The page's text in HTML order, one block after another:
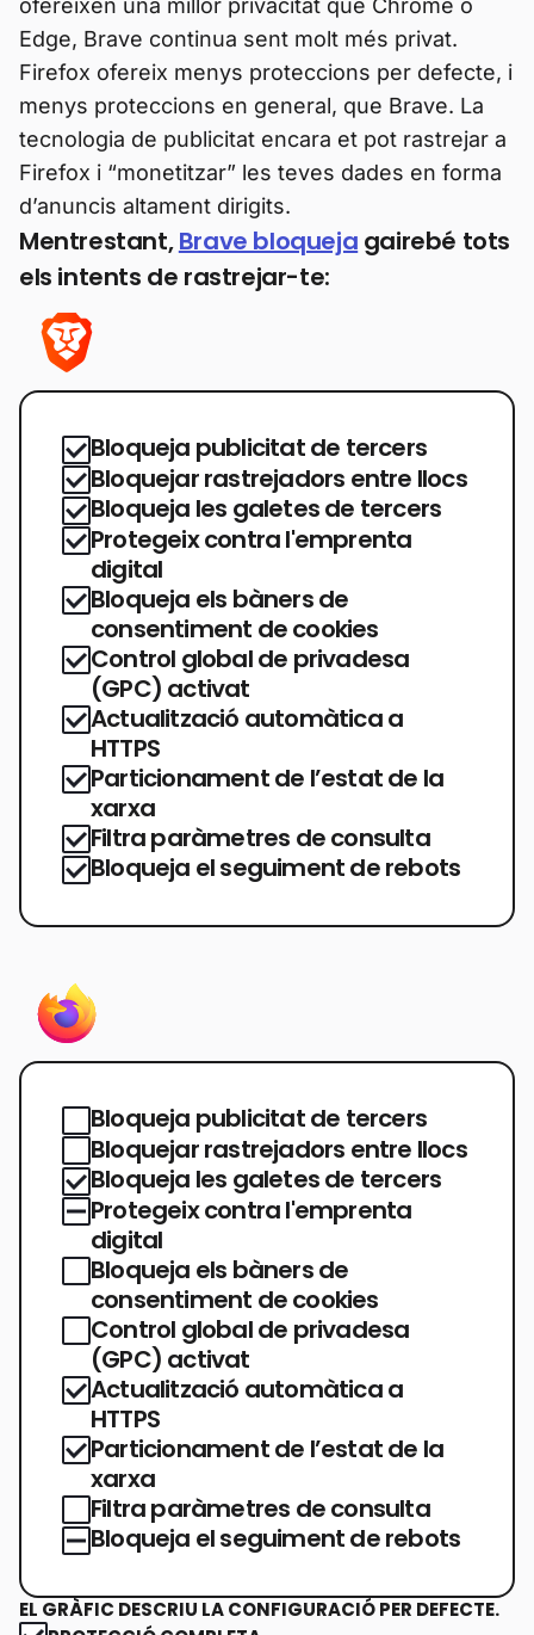
ofereixen una millor privacitat que Chrome o
Edge, Brave continua sent molt més privat.
Firefox ofereix menys proteccions per defecte, i
menys proteccions en general, que Brave. La
tecnologia de publicitat encara et pot rastrejar a
Firefox i “monetitzar” les teves dades en forma
d’anuncis altament dirigits.
Mentrestant,Brave bloqueja gairebé tots
els intents de rastrejar-te:
Bloqueja publicitat de tercers
Bloquejar rastrejadors entre llocs
Bloqueja les galetes de tercers
Protegeix contra l'emprenta
digital
Bloqueja els bàners de
consentiment de cookies
Control global de privadesa
(GPC) activat
Actualització automàtica a
HTTPS
Particionament de l’estat de la
xarxa
Filtra paràmetres de consulta
Bloqueja el seguiment de rebots
Bloqueja publicitat de tercers
Bloquejar rastrejadors entre llocs
Bloqueja les galetes de tercers
Protegeix contra l'emprenta
digital
Bloqueja els bàners de
consentiment de cookies
Control global de privadesa
(GPC) activat
Actualització automàtica a
HTTPS
Particionament de l’estat de la
xarxa
Filtra paràmetres de consulta
Bloqueja el seguiment de rebots
EL GRÀFIC DESCRIU LA CONFIGURACIÓ PER DEFECTE.